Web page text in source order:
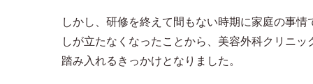
しかし、研修を終えて間もない時期に家庭の事
しが立たなくなったことから、美容外科クリニ
踏み入れるきっかけとなりました。